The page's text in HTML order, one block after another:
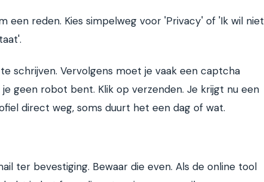
een reden. Kies simpelweg voor 'Privacy' of 'Ik wil niet
schrijven. Vervolgens moet je vaak een captcha
geen robot bent. Klik op verzenden. Je krijgt nu een
direct weg, soms duurt het een dag of wat.
ter bevestiging. Bewaar die even. Als de online tool